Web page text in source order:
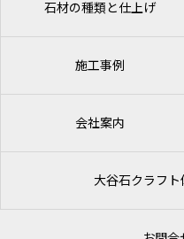
石材の種類と仕上げ
施工事例
会社案内
大谷石クラフト